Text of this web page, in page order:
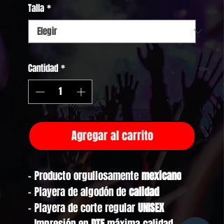
oferta
Talla *
Cantidad *
Agregar al carrito
- Producto orgullosamentemexicano
- Playera de algodón decalidad
- Playera de corte regularUNISEX